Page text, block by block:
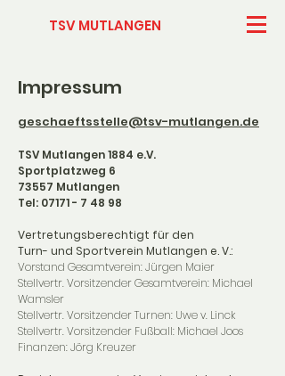
TSV MUTLANGEN
Impressum
geschaeftsstelle@tsv-mutlangen.de
TSV Mutlangen 1884 e.V.
Sportplatzweg 6
73557 Mutlangen
Tel: 07171 - 7 48 98
Vertretungsberechtigt für den
Turn- und Sportverein Mutlangen e. V.:
Vorstand Gesamtverein: Jürgen Maier
Stellvertr. Vorsitzender Gesamtverein: Michael
Wamsler
Stellvertr. Vorsitzender Turnen: Uwe v. Linck
Stellvertr. Vorsitzender Fußball: Michael Joos
Finanzen: Jörg Kreuzer